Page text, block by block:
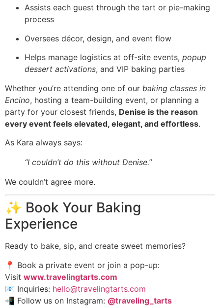
Assists each guest through the tart or pie-making
process
Oversees décor, design, and event flow
Helps manage logistics at off-site events, popup
dessert activations, and VIP baking parties
Whether you’re attending one of our baking classes in
Encino, hosting a team-building event, or planning a
party for your closest friends, Denise is the reason
every event feels elevated, elegant, and effortless.
As Kara always says:
“I couldn’t do this without Denise.”
We couldn’t agree more.
✨ Book Your Baking
Experience
Ready to bake, sip, and create sweet memories?
📍 Book a private event or join a pop-up:
Visit www.travelingtarts.com
📧 Inquiries: hello@travelingtarts.com
📲 Follow us on Instagram: @traveling_tarts